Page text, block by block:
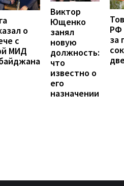
о
с
МИД
Виктор
Ющенко
занял
новую
должность:
что
известно о
его
назначении
РФ
за